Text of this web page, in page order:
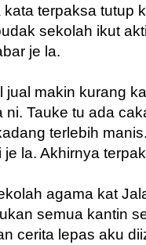
kata terpaksa tutup
sekolah ikut
je la.
jual makin kurang
ni. Tauke tu ada
terlebih
la. Akhirnya
agama kat
semua kantin
cerita lepas aku